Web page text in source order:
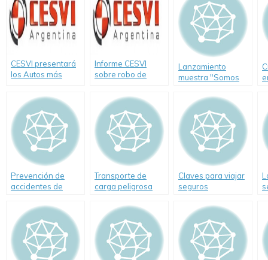
CESVI presentará
los Autos más
Informe CESVI
sobre robo de
mantiene la
tendencia alcista
Lanzamiento
muestra "Somos
Prevención de
accidentes de
a un experto de
Cesvi Argentina
Transporte de
carga peligrosa
Claves para viajar
seguros